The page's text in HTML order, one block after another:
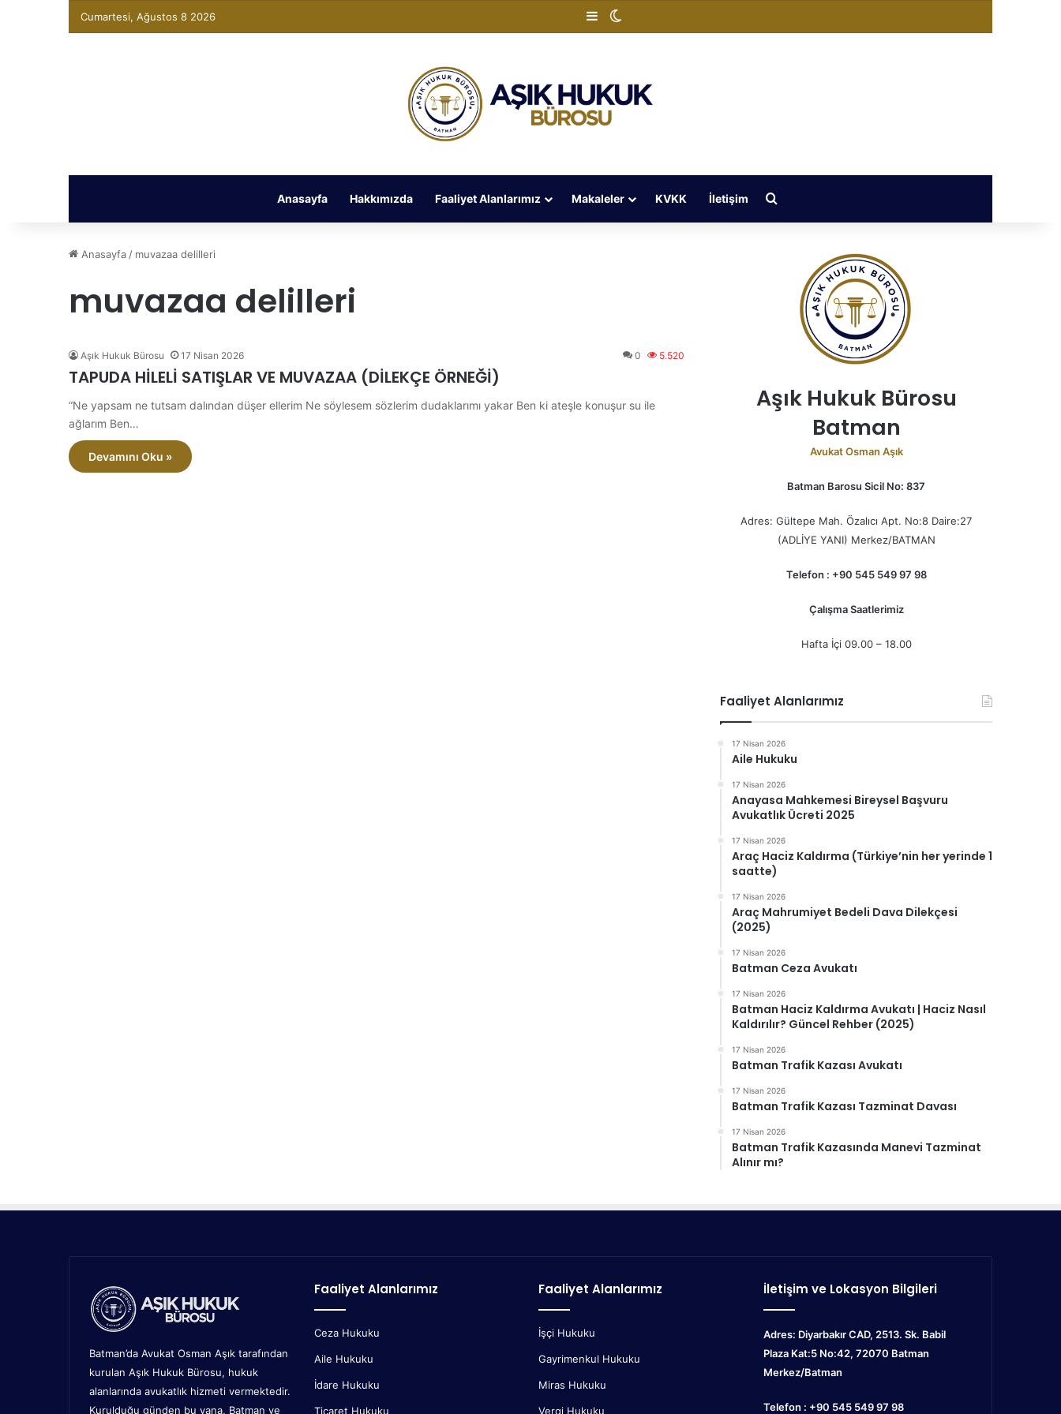
Cumartesi, Ağustos 8 2026 Kenar Bölmesi
Anasayfa Hakkımızda Faaliyet Alanlarımız Makaleler KVKK İletişim
Anasayfa / muvazaa delilleri
muvazaa delilleri
Aşık Hukuk Bürosu 17 Nisan 2026 0 5.520
TAPUDA HİLELİ SATIŞLAR VE MUVAZAA (DİLEKÇE ÖRNEĞİ)
“Ne yapsam ne tutsam dalından düşer ellerim Ne söylesem sözlerim dudaklarımı yakar Ben ki ateşle konuşur su ile
ağlarım Ben…
Devamını Oku »
Aşık Hukuk Bürosu
Batman
Avukat Osman Aşık
Batman Barosu Sicil No: 837
Adres: Gültepe Mah. Özalıcı Apt. No:8 Daire:27
(ADLİYE YANI) Merkez/BATMAN
Telefon : +90 545 549 97 98
Çalışma Saatlerimiz
Hafta İçi 09.00 – 18.00
Faaliyet Alanlarımız
17 Nisan 2026
Aile Hukuku
17 Nisan 2026
Anayasa Mahkemesi Bireysel Başvuru
Avukatlık Ücreti 2025
17 Nisan 2026
Araç Haciz Kaldırma (Türkiye’nin her yerinde 1
saatte)
17 Nisan 2026
Araç Mahrumiyet Bedeli Dava Dilekçesi
(2025)
17 Nisan 2026
Batman Ceza Avukatı
17 Nisan 2026
Batman Haciz Kaldırma Avukatı | Haciz Nasıl
Kaldırılır? Güncel Rehber (2025)
17 Nisan 2026
Batman Trafik Kazası Avukatı
17 Nisan 2026
Batman Trafik Kazası Tazminat Davası
17 Nisan 2026
Batman Trafik Kazasında Manevi Tazminat
Alınır mı?
Batman’da Avukat Osman Aşık tarafından
kurulan Aşık Hukuk Bürosu, hukuk
alanlarında avukatlık hizmeti vermektedir.
Kurulduğu günden bu yana, Batman ve
Faaliyet Alanlarımız
Ceza Hukuku
Aile Hukuku
İdare Hukuku
Ticaret Hukuku
Faaliyet Alanlarımız
İşçi Hukuku
Gayrimenkul Hukuku
Miras Hukuku
Vergi Hukuku
İletişim ve Lokasyon Bilgileri
Adres: Diyarbakır CAD, 2513. Sk. Babil
Plaza Kat:5 No:42, 72070 Batman
Merkez/Batman
Telefon : +90 545 549 97 98